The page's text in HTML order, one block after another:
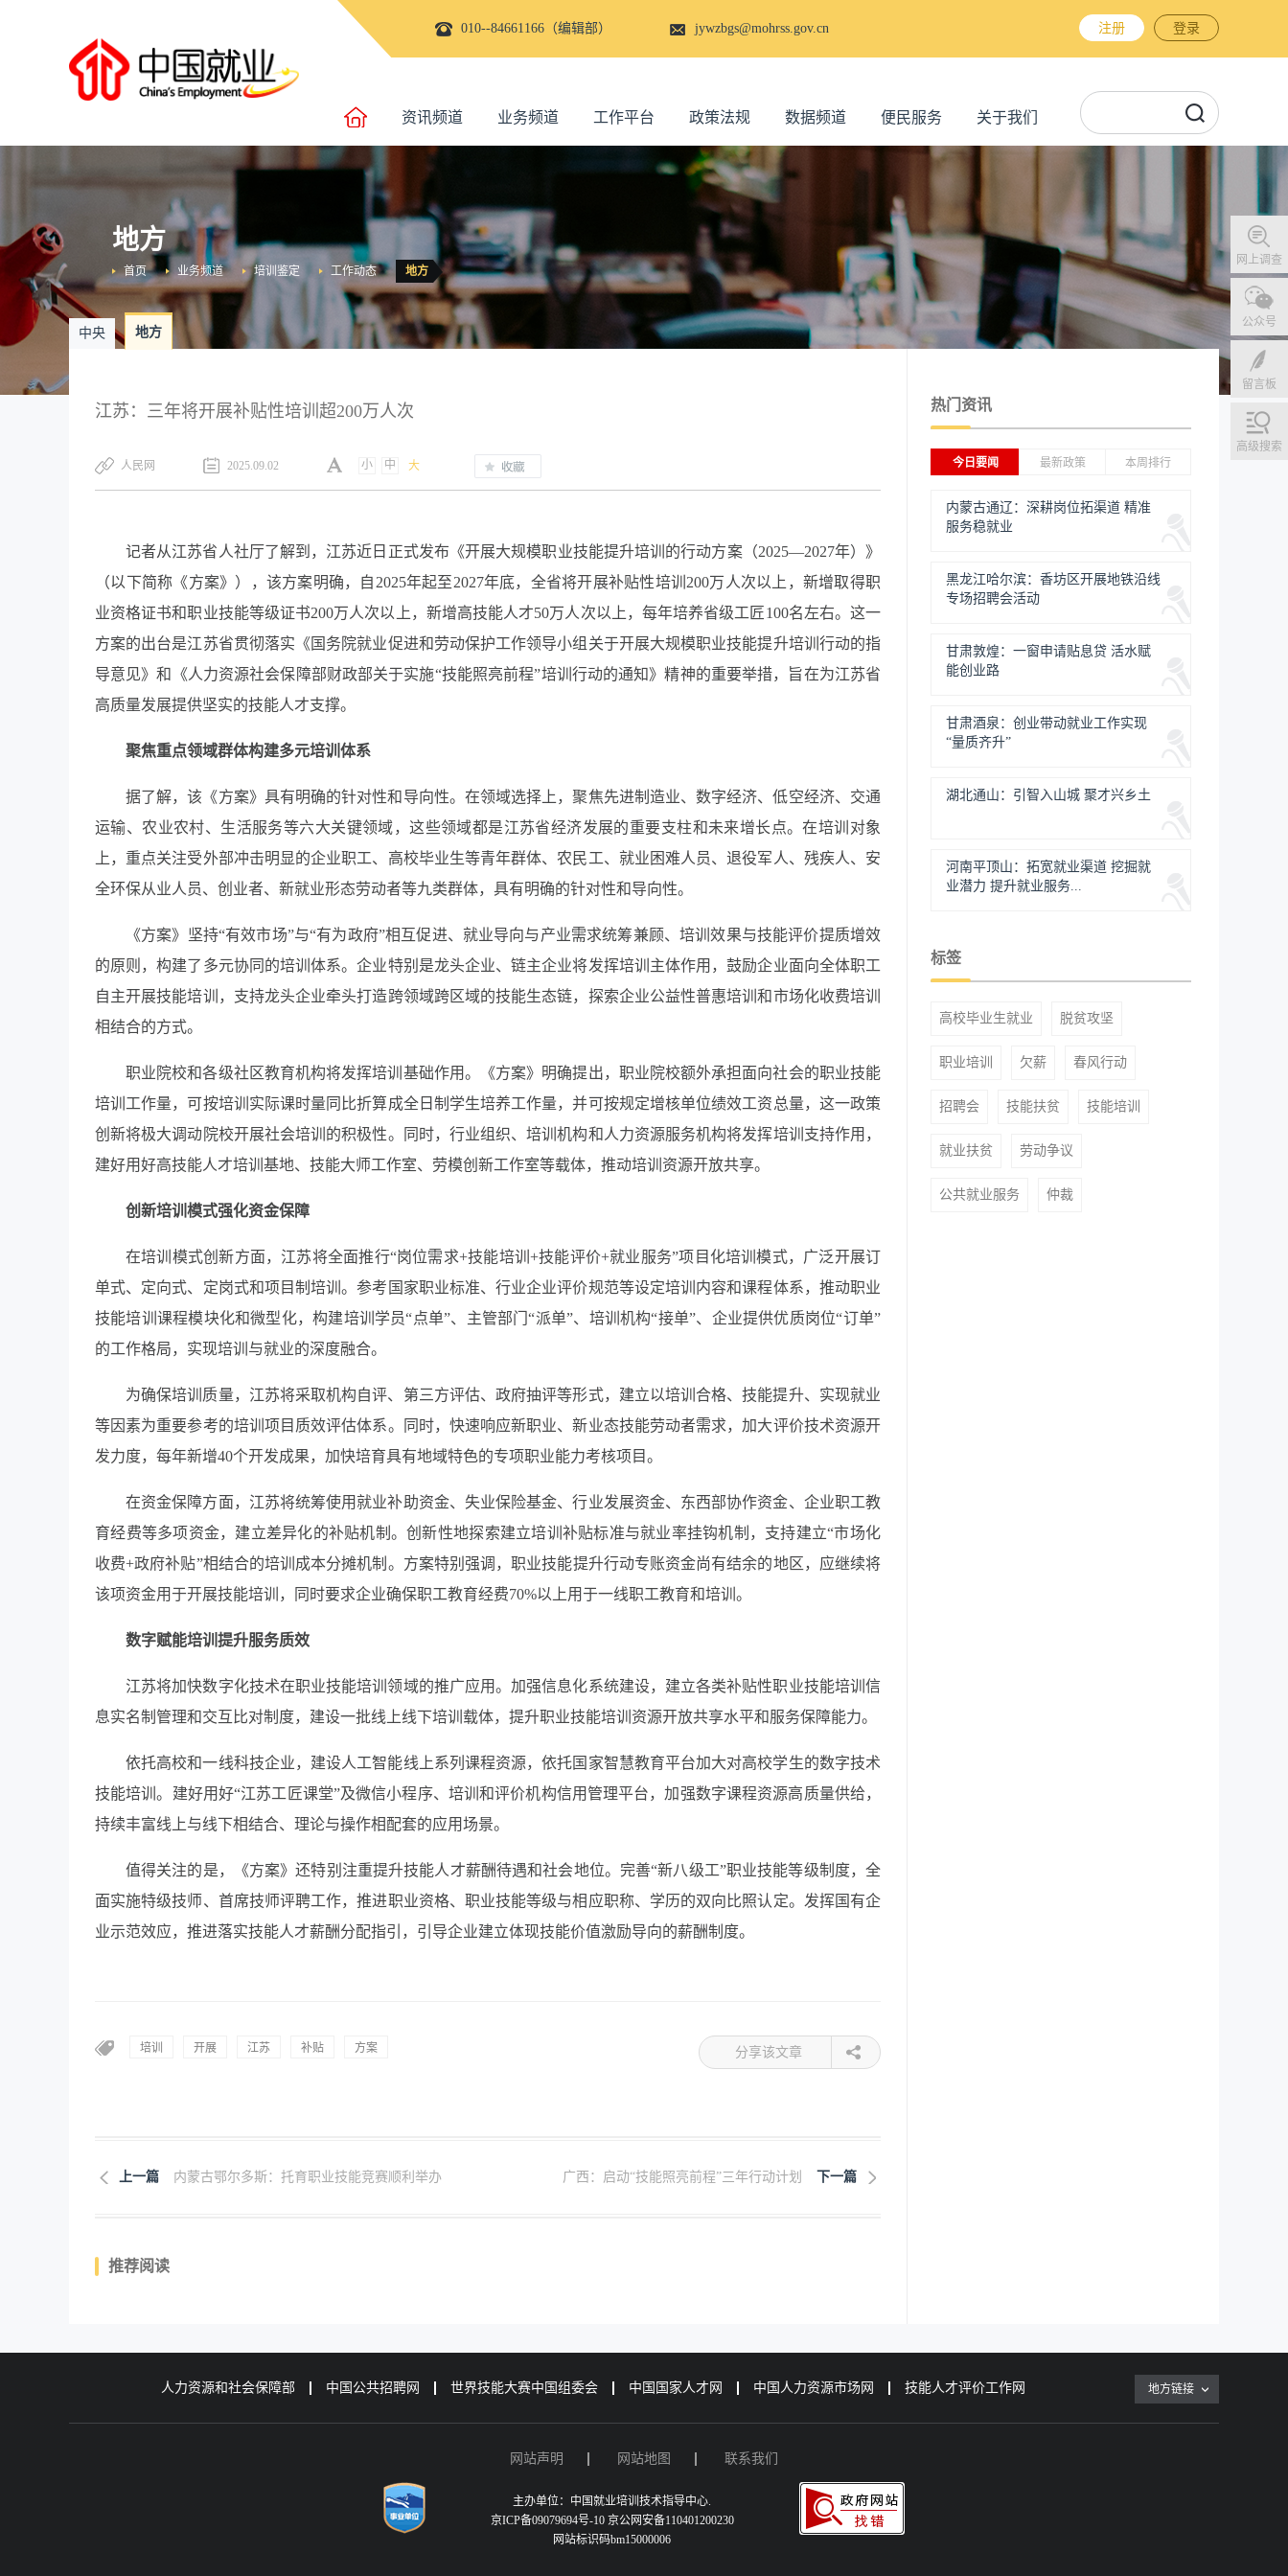
010--84661166（编辑部） jywzbgs@mohrss.gov.cn 注册 登录
资讯频道 业务频道 工作平台 政策法规 数据频道 便民服务 关于我们
网上调查
公众号
留言板
高级搜索
地方
地方
工作动态
培训鉴定
业务频道
首页
中央 地方
江苏：三年将开展补贴性培训超200万人次
​人民网 2025.09.02 小 中 大
记者从江苏省人社厅了解到，江苏近日正式发布《开展大规模职业技能提升培训的行动方案（2025—2027年）》
（以下简称《方案》），该方案明确，自2025年起至2027年底，全省将开展补贴性培训200万人次以上，新增取得职
业资格证书和职业技能等级证书200万人次以上，新增高技能人才50万人次以上，每年培养省级工匠100名左右。这一
方案的出台是江苏省贯彻落实《国务院就业促进和劳动保护工作领导小组关于开展大规模职业技能提升培训行动的指
导意见》和《人力资源社会保障部财政部关于实施“技能照亮前程”培训行动的通知》精神的重要举措，旨在为江苏省
高质量发展提供坚实的技能人才支撑。
聚焦重点领域群体构建多元培训体系
据了解，该《方案》具有明确的针对性和导向性。在领域选择上，聚焦先进制造业、数字经济、低空经济、交通
运输、农业农村、生活服务等六大关键领域，这些领域都是江苏省经济发展的重要支柱和未来增长点。在培训对象
上，重点关注受外部冲击明显的企业职工、高校毕业生等青年群体、农民工、就业困难人员、退役军人、残疾人、安
全环保从业人员、创业者、新就业形态劳动者等九类群体，具有明确的针对性和导向性。
《方案》坚持“有效市场”与“有为政府”相互促进、就业导向与产业需求统筹兼顾、培训效果与技能评价提质增效
的原则，构建了多元协同的培训体系。企业特别是龙头企业、链主企业将发挥培训主体作用，鼓励企业面向全体职工
自主开展技能培训，支持龙头企业牵头打造跨领域跨区域的技能生态链，探索企业公益性普惠培训和市场化收费培训
相结合的方式。
职业院校和各级社区教育机构将发挥培训基础作用。《方案》明确提出，职业院校额外承担面向社会的职业技能
培训工作量，可按培训实际课时量同比折算成全日制学生培养工作量，并可按规定增核单位绩效工资总量，这一政策
创新将极大调动院校开展社会培训的积极性。同时，行业组织、培训机构和人力资源服务机构将发挥培训支持作用，
建好用好高技能人才培训基地、技能大师工作室、劳模创新工作室等载体，推动培训资源开放共享。
创新培训模式强化资金保障
在培训模式创新方面，江苏将全面推行“岗位需求+技能培训+技能评价+就业服务”项目化培训模式，广泛开展订
单式、定向式、定岗式和项目制培训。参考国家职业标准、行业企业评价规范等设定培训内容和课程体系，推动职业
技能培训课程模块化和微型化，构建培训学员“点单”、主管部门“派单”、培训机构“接单”、企业提供优质岗位“订单”
的工作格局，实现培训与就业的深度融合。
为确保培训质量，江苏将采取机构自评、第三方评估、政府抽评等形式，建立以培训合格、技能提升、实现就业
等因素为重要参考的培训项目质效评估体系。同时，快速响应新职业、新业态技能劳动者需求，加大评价技术资源开
发力度，每年新增40个开发成果，加快培育具有地域特色的专项职业能力考核项目。
在资金保障方面，江苏将统筹使用就业补助资金、失业保险基金、行业发展资金、东西部协作资金、企业职工教
育经费等多项资金，建立差异化的补贴机制。创新性地探索建立培训补贴标准与就业率挂钩机制，支持建立“市场化
收费+政府补贴”相结合的培训成本分摊机制。方案特别强调，职业技能提升行动专账资金尚有结余的地区，应继续将
该项资金用于开展技能培训，同时要求企业确保职工教育经费70%以上用于一线职工教育和培训。
数字赋能培训提升服务质效
江苏将加快数字化技术在职业技能培训领域的推广应用。加强信息化系统建设，建立各类补贴性职业技能培训信
息实名制管理和交互比对制度，建设一批线上线下培训载体，提升职业技能培训资源开放共享水平和服务保障能力。
依托高校和一线科技企业，建设人工智能线上系列课程资源，依托国家智慧教育平台加大对高校学生的数字技术
技能培训。建好用好“江苏工匠课堂”及微信小程序、培训和评价机构信用管理平台，加强数字课程资源高质量供给，
持续丰富线上与线下相结合、理论与操作相配套的应用场景。
值得关注的是，《方案》还特别注重提升技能人才薪酬待遇和社会地位。完善“新八级工”职业技能等级制度，全
面实施特级技师、首席技师评聘工作，推进职业资格、职业技能等级与相应职称、学历的双向比照认定。发挥国有企
业示范效应，推进落实技能人才薪酬分配指引，引导企业建立体现技能价值激励导向的薪酬制度。
培训 开展 江苏 补贴 方案 分享该文章
上一篇 内蒙古鄂尔多斯：托育职业技能竞赛顺利举办 下一篇
广西：启动“技能照亮前程”三年行动计划
推荐阅读
热门资讯
今日要闻 最新政策 本周排行
内蒙古通辽：深耕岗位拓渠道 精准
服务稳就业
黑龙江哈尔滨：香坊区开展地铁沿线
专场招聘会活动
甘肃敦煌：一窗申请贴息贷 活水赋
能创业路
甘肃酒泉：创业带动就业工作实现
“量质齐升”
湖北通山：引智入山城 聚才兴乡土
河南平顶山：拓宽就业渠道 挖掘就
业潜力 提升就业服务...
标签
高校毕业生就业 脱贫攻坚
职业培训 欠薪 春风行动
招聘会 技能扶贫 技能培训
就业扶贫 劳动争议
公共就业服务 仲裁
人力资源和社会保障部 中国公共招聘网 世界技能大赛中国组委会 中国国家人才网 中国人力资源市场网 技能人才评价工作网 地方链接
网站声明 网站地图 联系我们
主办单位：中国就业培训技术指导中心.
京ICP备09079694号-10 京公网安备110401200230
网站标识码bm15000006